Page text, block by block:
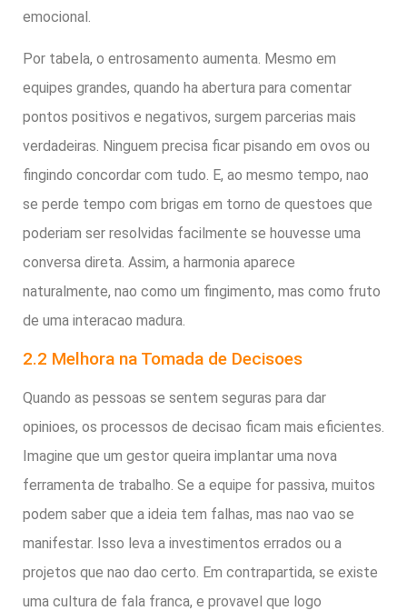
emocional.
Por tabela, o entrosamento aumenta. Mesmo em
equipes grandes, quando ha abertura para comentar
pontos positivos e negativos, surgem parcerias mais
verdadeiras. Ninguem precisa ficar pisando em ovos ou
fingindo concordar com tudo. E, ao mesmo tempo, nao
se perde tempo com brigas em torno de questoes que
poderiam ser resolvidas facilmente se houvesse uma
conversa direta. Assim, a harmonia aparece
naturalmente, nao como um fingimento, mas como fruto
de uma interacao madura.
2.2 Melhora na Tomada de Decisoes
Quando as pessoas se sentem seguras para dar
opinioes, os processos de decisao ficam mais eficientes.
Imagine que um gestor queira implantar uma nova
ferramenta de trabalho. Se a equipe for passiva, muitos
podem saber que a ideia tem falhas, mas nao vao se
manifestar. Isso leva a investimentos errados ou a
projetos que nao dao certo. Em contrapartida, se existe
uma cultura de fala franca, e provavel que logo